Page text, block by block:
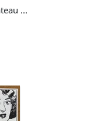
Frederik Peeters - Le château de sable p.21